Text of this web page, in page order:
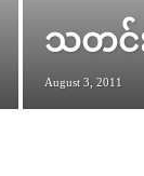
သတင်
August 3, 2011